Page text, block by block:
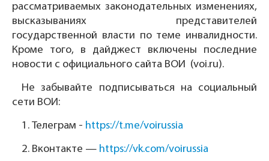
рассматриваемых законодательных изменениях,
высказываниях представителей
государственной власти по теме инвалидности.
Кроме того, в дайджест включены последние
новости с официального сайта ВОИ (voi.ru).
Не забывайте подписываться на социальный
сети ВОИ:
1. Телеграм - https://t.me/voirussia
2. Вконтакте — https://vk.com/voirussia